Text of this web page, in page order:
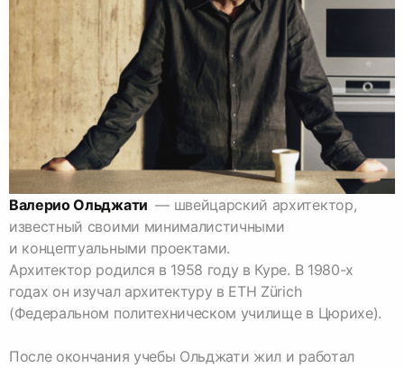
Валерио Ольджати — швейцарский архитектор,
известный своими минималистичными
и концептуальными проектами.
Архитектор родился в 1958 году в Куре. В 1980-х
годах он изучал архитектуру в ETH Zürich
(Федеральном политехническом училище в Цюрихе).
После окончания учебы Ольджати жил и работал